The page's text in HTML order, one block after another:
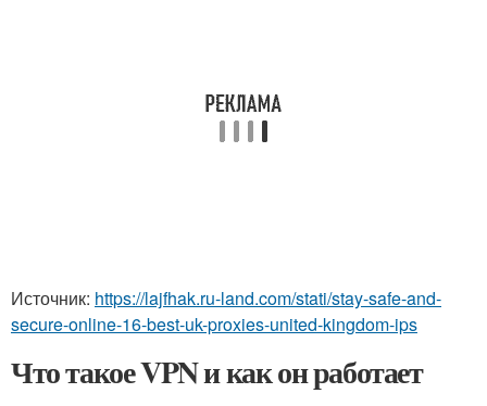
Источник: https://lajfhak.ru-land.com/stati/stay-safe-and-
secure-online-16-best-uk-proxies-united-kingdom-ips
Что такое VPN и как он работает